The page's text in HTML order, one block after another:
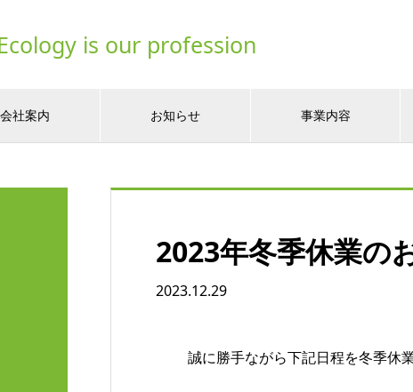
is our profession
会社案内 お知らせ 事業内容
2023年冬季休業の
2023.12.29
誠に勝手ながら下記日程を冬季休